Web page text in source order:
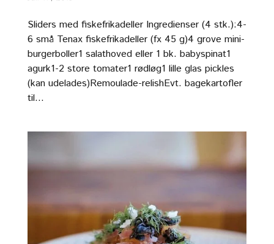
Sliders med fiskefrikadeller Ingredienser (4 stk.):4-
6 små Tenax fiskefrikadeller (fx 45 g)4 grove mini-
burgerboller1 salathoved eller 1 bk. babyspinat1
agurk1-2 store tomater1 rødløg1 lille glas pickles
(kan udelades)Remoulade-relishEvt. bagekartofler
til...